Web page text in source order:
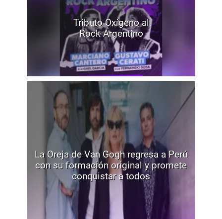
Tributo Oxígeno al
Rock Argentino
La Oreja de Van Gogh regresa a Perú
con su formación original y promete
conquistar a todos